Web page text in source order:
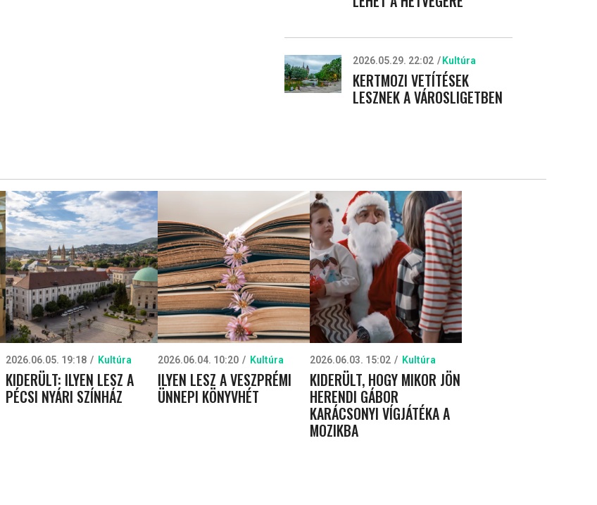
2026.05.29. 22:02 Kultúra
KERTMOZI VETÍTÉSEK
LESZNEK A VÁROSLIGETBEN
2026.06.05. 19:18 Kultúra
KIDERÜLT: ILYEN LESZ A
PÉCSI NYÁRI SZÍNHÁZ
2026.06.04. 10:20 Kultúra
ILYEN LESZ A VESZPRÉMI
ÜNNEPI KÖNYVHÉT
2026.06.03. 15:02 Kultúra
KIDERÜLT, HOGY MIKOR JÖN
HERENDI GÁBOR
KARÁCSONYI VÍGJÁTÉKA A
MOZIKBA